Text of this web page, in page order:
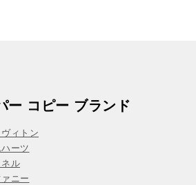
ー コピー ブランド
ヴィトン
ーツ
ル
ニー